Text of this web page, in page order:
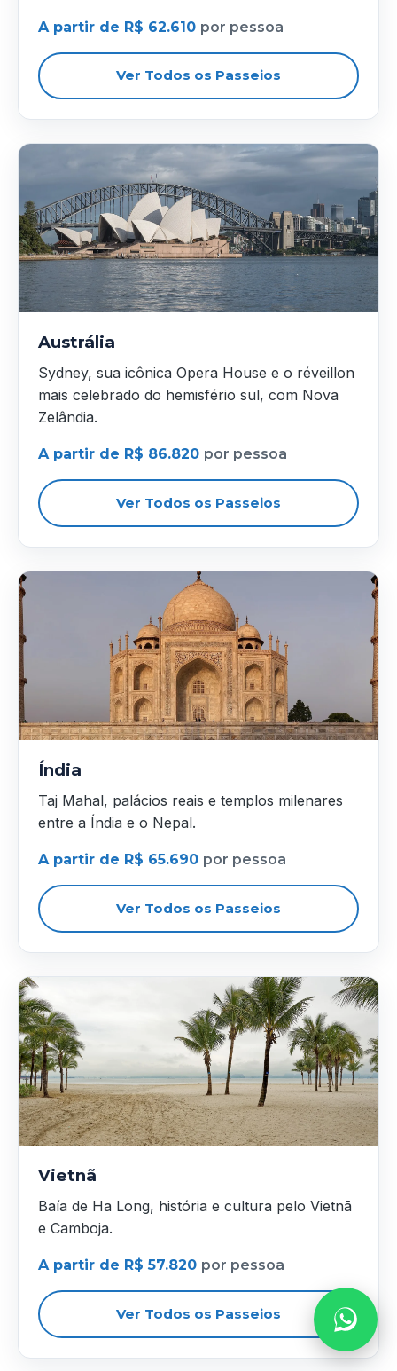
A partir de R$ 62.610 por pessoa
Ver Todos os Passeios
Austrália
Sydney, sua icônica Opera House e o réveillon
mais celebrado do hemisfério sul, com Nova
Zelândia.
A partir de R$ 86.820 por pessoa
Ver Todos os Passeios
Índia
Taj Mahal, palácios reais e templos milenares
entre a Índia e o Nepal.
A partir de R$ 65.690 por pessoa
Ver Todos os Passeios
Vietnã
Baía de Ha Long, história e cultura pelo Vietnã
e Camboja.
A partir de R$ 57.820 por pessoa
Ver Todos os Passeios